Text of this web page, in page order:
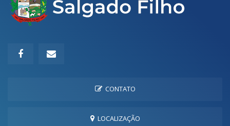
CONTATO
LOCALIZAÇÃO